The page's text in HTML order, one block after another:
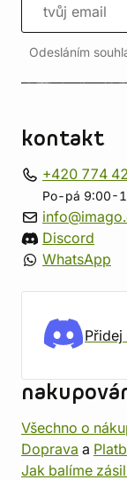
Odesláním
kontakt
+420 774
Po-pá 9:00-
Discord
WhatsApp
Přidej
Všechno o
Doprava a
Jak balíme